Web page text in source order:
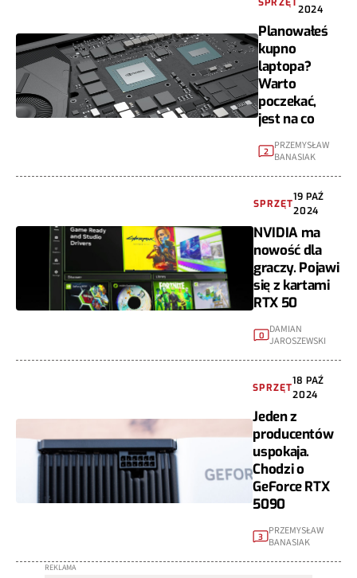
2024
Planowałeś
kupno
laptopa?
Warto
poczekać,
jest na co
2
PRZEMYSŁAW
BANASIAK
SPRZĘT
19 PAŹ
2024
NVIDIA ma
nowość dla
graczy. Pojawi
się z kartami
RTX 50
0
DAMIAN
JAROSZEWSKI
SPRZĘT
18 PAŹ
2024
Jeden z
producentów
uspokaja.
Chodzi o
GeForce RTX
5090
3
PRZEMYSŁAW
BANASIAK